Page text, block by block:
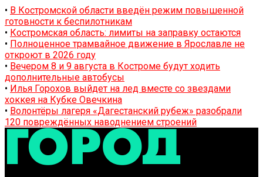
• В Костромской области введён режим повышенной
готовности к беспилотникам
• Костромская область: лимиты на заправку остаются
• Полноценное трамвайное движение в Ярославле не
откроют в 2026 году
• Вечером 8 и 9 августа в Костроме будут ходить
дополнительные автобусы
• Илья Горохов выйдет на лед вместе со звездами
хоккея на Кубке Овечкина
• Волонтёры лагеря «Дагестанский рубеж» разобрали
120 повреждённых наводнением строений